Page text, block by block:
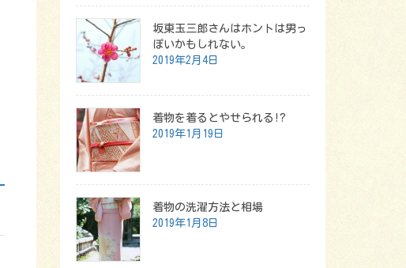
坂東玉三郎さんはホントは男っ
ぽいかもしれない。
2019年2月4日
着物を着るとやせられる!?
2019年1月19日
着物の洗濯方法と相場
2019年1月8日